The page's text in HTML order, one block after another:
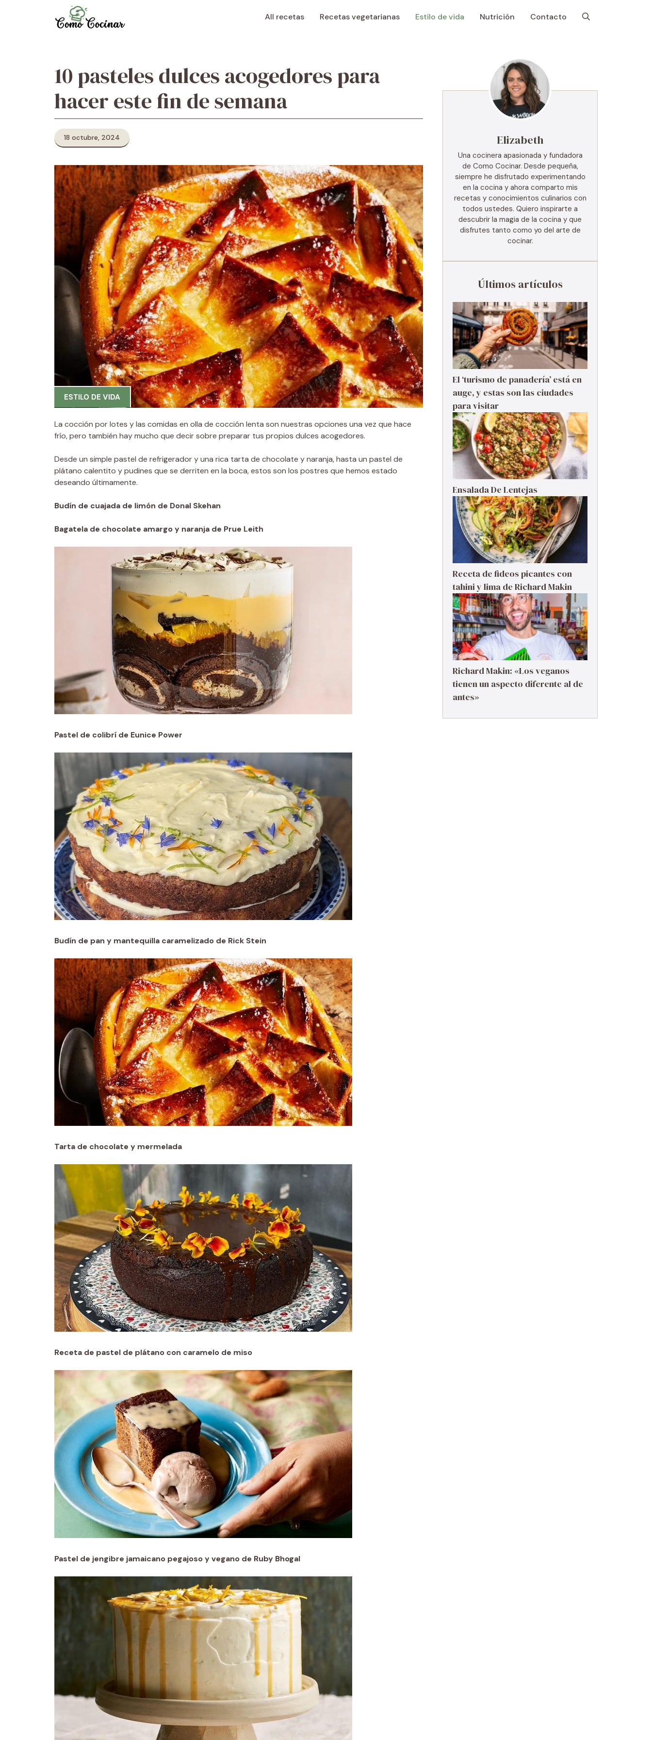
All recetas Recetas vegetarianas Estilo de vida Nutrición Contacto
10 pasteles dulces acogedores para
hacer este fin de semana
18 octubre, 2024
ESTILO DE VIDA
La cocción por lotes y las comidas en olla de cocción lenta son nuestras opciones una vez que hace
frío, pero también hay mucho que decir sobre preparar tus propios dulces acogedores.
Desde un simple pastel de refrigerador y una rica tarta de chocolate y naranja, hasta un pastel de
plátano calentito y pudines que se derriten en la boca, estos son los postres que hemos estado
deseando últimamente.
Budín de cuajada de limón de Donal Skehan
Bagatela de chocolate amargo y naranja de Prue Leith
Pastel de colibrí de Eunice Power
Budín de pan y mantequilla caramelizado de Rick Stein
Tarta de chocolate y mermelada
Receta de pastel de plátano con caramelo de miso
Pastel de jengibre jamaicano pegajoso y vegano de Ruby Bhogal
Elizabeth
Una cocinera apasionada y fundadora
de Como Cocinar. Desde pequeña,
siempre he disfrutado experimentando
en la cocina y ahora comparto mis
recetas y conocimientos culinarios con
todos ustedes. Quiero inspirarte a
descubrir la magia de la cocina y que
disfrutes tanto como yo del arte de
cocinar.
Últimos artículos
El ‘turismo de panadería’ está en
auge, y estas son las ciudades
para visitar
Ensalada De Lentejas
Receta de fideos picantes con
tahini y lima de Richard Makin
Richard Makin: «Los veganos
tienen un aspecto diferente al de
antes»